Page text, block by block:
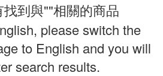
到與""相關的商品
please switch the
to English and you will
search results.